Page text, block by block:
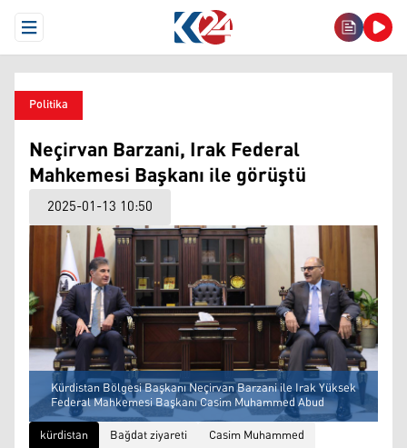
Open Menu
Politika
Neçirvan Barzani, Irak Federal
Mahkemesi Başkanı ile görüştü
2025-01-13 10:50
Kürdistan Bölgesi Başkanı Neçirvan Barzani ile Irak Yüksek
Federal Mahkemesi Başkanı Casim Muhammed Abud
kürdistan
Bağdat ziyareti
Casim Muhammed